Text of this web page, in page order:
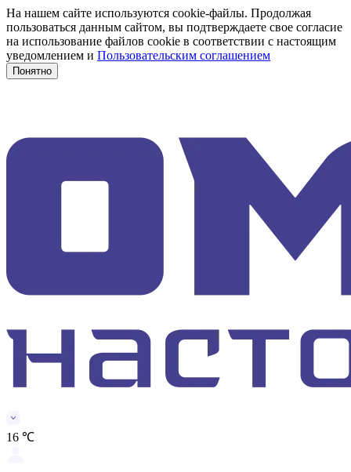
На нашем сайте используются cookie-файлы. Продолжая
пользоваться данным сайтом, вы подтверждаете свое согласие
на использование файлов cookie в соответствии с настоящим
уведомлением и Пользовательским соглашением
Понятно
16 ℃